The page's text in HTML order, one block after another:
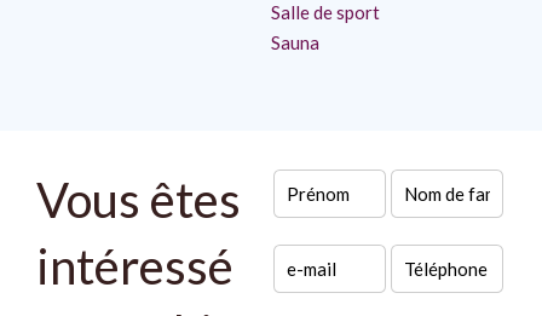
Salle de sport
Sauna
Vous êtes
intéressé